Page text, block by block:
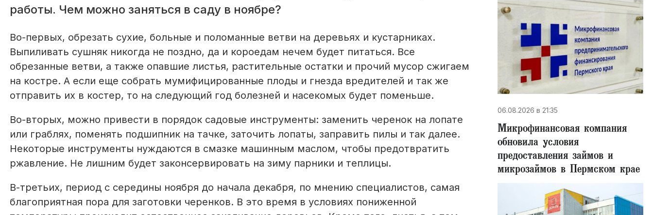
работы. Чем можно заняться в саду в ноябре?
Во-первых, обрезать сухие, больные и поломанные ветви на деревьях и кустарниках.
Выпиливать сушняк никогда не поздно, да и короедам нечем будет питаться. Все
обрезанные ветви, а также опавшие листья, растительные остатки и прочий мусор сжигаем
на костре. А если еще собрать мумифицированные плоды и гнезда вредителей и так же
отправить их в костер, то на следующий год болезней и насекомых будет поменьше.
Во-вторых, можно привести в порядок садовые инструменты: заменить черенок на лопате
или граблях, поменять подшипник на тачке, заточить лопаты, заправить пилы и так далее.
Некоторые инструменты нуждаются в смазке машинным маслом, чтобы предотвратить
ржавление. Не лишним будет законсервировать на зиму парники и теплицы.
В-третьих, период с середины ноября до начала декаб­ря, по мнению специалистов, самая
благоприятная пора для заготовки черенков. В это время в условиях пониженной
06.08.2026 в 21:35
Микрофинансовая компания
обновила условия
предоставления займов и
микрозаймов в Пермском крае